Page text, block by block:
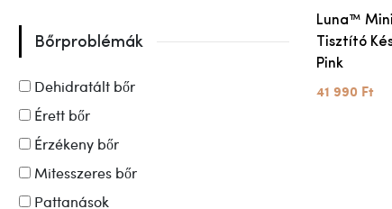
Bőrproblémák
Dehidratált bőr
Érett bőr
Érzékeny bőr
Mitesszeres bőr
Pattanások
Luna™
Tisztító
Pink
41 990 Ft